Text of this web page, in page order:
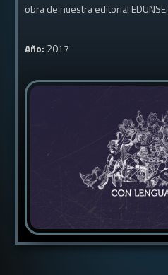
obra de nuestra editorial EDUNSE.
Año: 2017